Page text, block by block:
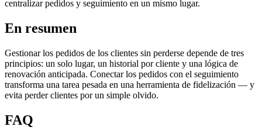
centralizar pedidos y seguimiento en un mismo lugar.
En resumen
Gestionar los pedidos de los clientes sin perderse depende de tres
principios: un solo lugar, un historial por cliente y una lógica de
renovación anticipada. Conectar los pedidos con el seguimiento
transforma una tarea pesada en una herramienta de fidelización — y
evita perder clientes por un simple olvido.
FAQ